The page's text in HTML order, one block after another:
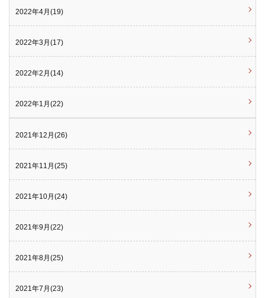
2022年4月(19)
2022年3月(17)
2022年2月(14)
2022年1月(22)
2021年12月(26)
2021年11月(25)
2021年10月(24)
2021年9月(22)
2021年8月(25)
2021年7月(23)